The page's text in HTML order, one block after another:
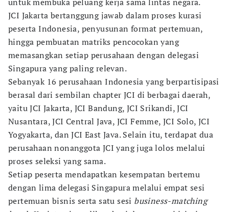
JCI Jakarta bertanggung jawab dalam proses kurasi
peserta Indonesia, penyusunan format pertemuan,
hingga pembuatan matriks pencocokan yang
memasangkan setiap perusahaan dengan delegasi
Singapura yang paling relevan.
Sebanyak 16 perusahaan Indonesia yang berpartisipasi
berasal dari sembilan chapter JCI di berbagai daerah,
yaitu JCI Jakarta, JCI Bandung, JCI Srikandi, JCI
Nusantara, JCI Central Java, JCI Femme, JCI Solo, JCI
Yogyakarta, dan JCI East Java. Selain itu, terdapat dua
perusahaan nonanggota JCI yang juga lolos melalui
proses seleksi yang sama.
Setiap peserta mendapatkan kesempatan bertemu
dengan lima delegasi Singapura melalui empat sesi
pertemuan bisnis serta satu sesi business-matching